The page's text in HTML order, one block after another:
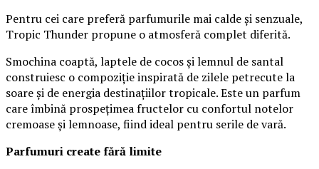
Pentru cei care preferă parfumurile mai calde și senzuale,
Tropic Thunder propune o atmosferă complet diferită.
Smochina coaptă, laptele de cocos și lemnul de santal
construiesc o compoziție inspirată de zilele petrecute la
soare și de energia destinațiilor tropicale. Este un parfum
care îmbină prospețimea fructelor cu confortul notelor
cremoase și lemnoase, fiind ideal pentru serile de vară.
Parfumuri create fără limite